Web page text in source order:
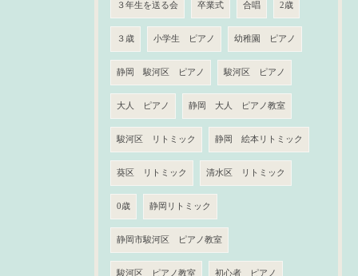
３年生を送る会 卒業式 合唱 2歳
３歳 小学生 ピアノ 幼稚園 ピアノ
静岡 駿河区 ピアノ 駿河区 ピアノ
大人 ピアノ 静岡 大人 ピアノ教室
駿河区 リトミック 静岡 絵本リトミック
葵区 リトミック 清水区 リトミック
0歳 静岡リトミック
静岡市駿河区 ピアノ教室
駿河区 ピアノ教室 初心者 ピアノ